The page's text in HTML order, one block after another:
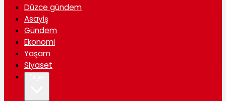
Düzce gündem
Asayiş
Gündem
Ekonomi
Yaşam
Siyaset